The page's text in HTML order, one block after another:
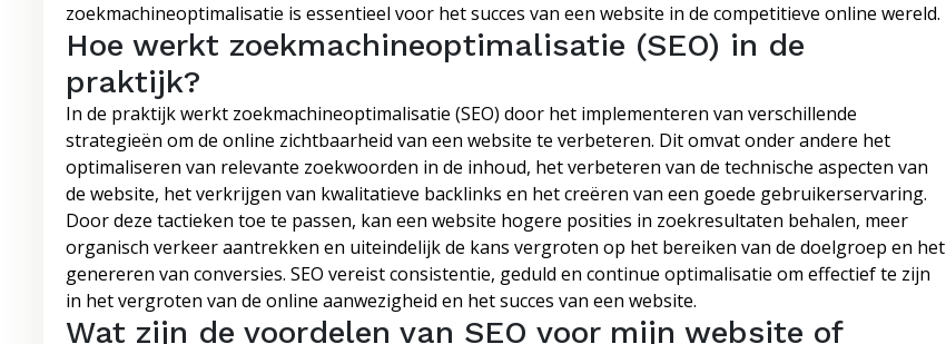
zoekmachineoptimalisatie is essentieel voor het succes van een website in de competitieve online wereld.
Hoe werkt zoekmachineoptimalisatie (SEO) in de
praktijk?
In de praktijk werkt zoekmachineoptimalisatie (SEO) door het implementeren van verschillende
strategieën om de online zichtbaarheid van een website te verbeteren. Dit omvat onder andere het
optimaliseren van relevante zoekwoorden in de inhoud, het verbeteren van de technische aspecten van
de website, het verkrijgen van kwalitatieve backlinks en het creëren van een goede gebruikerservaring.
Door deze tactieken toe te passen, kan een website hogere posities in zoekresultaten behalen, meer
organisch verkeer aantrekken en uiteindelijk de kans vergroten op het bereiken van de doelgroep en het
genereren van conversies. SEO vereist consistentie, geduld en continue optimalisatie om effectief te zijn
in het vergroten van de online aanwezigheid en het succes van een website.
Wat zijn de voordelen van SEO voor mijn website of